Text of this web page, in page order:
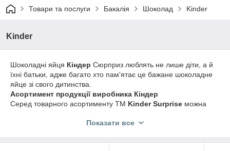
Товари та послуги Бакалія Шоколад Kinder
Kinder
Шоколадні яйця Кіндер Сюрприз люблять не лише діти, а й
їхні батьки, адже багато хто пам'ятає це бажане шоколадне
яйце зі свого дитинства.
Асортимент продукції виробника Кіндер
Серед товарного асортименту ТМ Kinder Surprise можна
вертикальних половинок, в одній із яких міститься паста з
Показати все